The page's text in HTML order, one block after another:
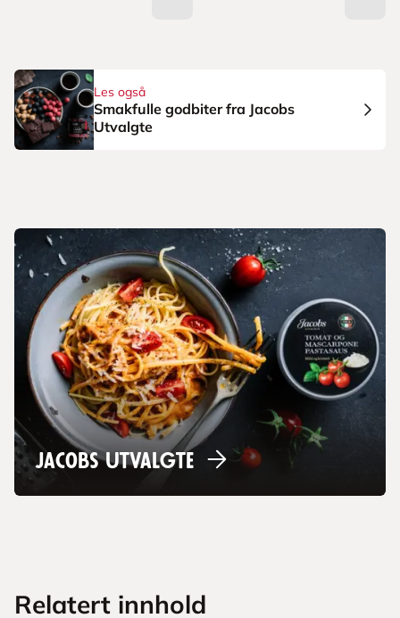
Les også
Smakfulle godbiter fra Jacobs
Utvalgte
Jacobs Utvalgte
Relatert innhold